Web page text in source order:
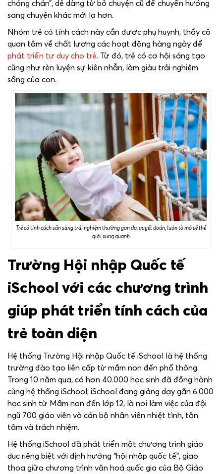
chóng chán”, dễ dàng từ bỏ chuyện cũ để chuyển hướng
sang chuyện khác mới lạ hơn.
Nhóm trẻ có tính cách này cần được phụ huynh, thầy cô
quan tâm về chất lượng các hoạt động hàng ngày để
phát triển tư duy cho trẻ. Từ đó, trẻ có cơ hội sáng tạo
cũng như rèn luyện sự kiên nhẫn, làm giàu trải nghiệm
sống của con.
Trẻ có tính cách sẵn sàng trải nghiệm thường gan dạ, quyết đoán, luôn tò mò về thế
giới xung quanh
Trường Hội nhập Quốc tế
iSchool với các chương trình
giúp phát triển tính cách của
trẻ toàn diện
Hệ thống Trường Hội nhập Quốc tế iSchool là hệ thống
trường đào tạo liên cấp từ mầm non đến phổ thông.
Trong 10 năm qua, có hơn 40.000 học sinh đã đồng hành
cùng hệ thống iSchool; iSchool đang giảng dạy gần 6.000
học sinh từ Mầm non đến lớp 12, là nơi làm việc của đội
ngũ 700 giáo viên và cán bộ nhân viên nhiệt tình, tận
tâm và trách nhiệm.
Hệ thống iSchool đã phát triển một chương trình giáo
dục riêng biệt với định hướng “hội nhập quốc tế”, giao
thoa giữa chương trình văn hoá quốc gia của Bộ Giáo